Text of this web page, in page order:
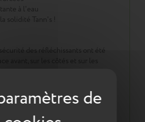
à l'eau
solidité Tann's !
sécurité des réfléchissants ont été
de votre enfant : respect des